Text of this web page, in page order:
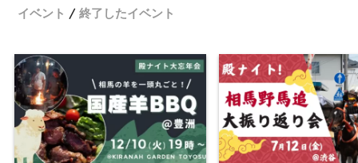
イベント 終了したイベント